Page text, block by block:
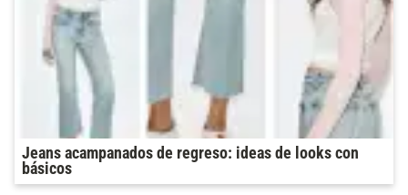
Jeans acampanados de regreso: ideas de looks con
básicos